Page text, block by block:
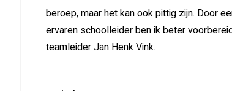
beroep, maar het kan ook pittig zijn. Door
ervaren schoolleider ben ik beter
teamleider Jan Henk Vink.